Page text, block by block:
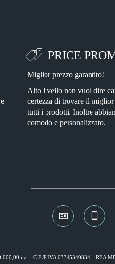
PRICE
Miglior prezzo garantito!
Alto livello non vuol dire
certezza di trovare il
tutti i prodotti. Inoltre
comodo e personalizzato.
i.v. – C.F./P.IVA 03345340834 – REA